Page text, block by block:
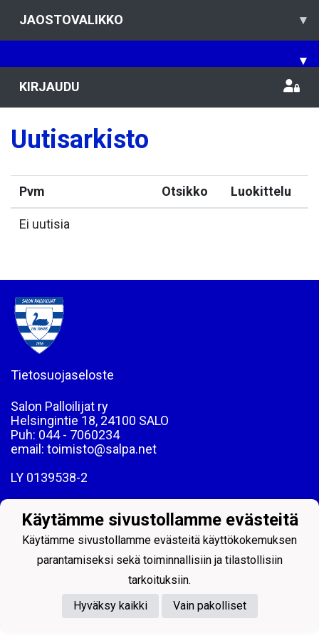
JAOSTOVALIKKO ▾
▾
KIRJAUDU
Uutisarkisto
Pvm Otsikko Luokittelu
Ei uutisia
Tietosuojaseloste
Salon Palloilijat ry
Helsingintie 18, 24100 SALO
Puh: 044 - 7060234
email: toimisto@salpa.net
LY 0139538-2
Powered by
Käytämme sivustollamme evästeitä
Käytämme sivustollamme evästeitä käyttökokemuksen
parantamiseksi sekä toiminnallisiin ja tilastollisiin
tarkoituksiin.
Hyväksy kaikki
Vain pakolliset